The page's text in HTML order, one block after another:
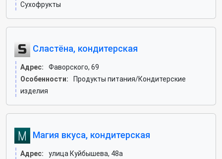
Сухофрукты
Сластёна, кондитерская
Адрес:
Фаворского, 69
Особенности:
Продукты питания/Кондитерские
изделия
Магия вкуса, кондитерская
Адрес:
улица Куйбышева, 48а